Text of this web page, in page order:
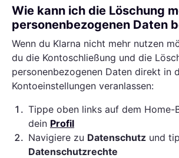
Wie kann ich die Löschung
personenbezogenen Daten
Wenn du Klarna nicht mehr nutzen
du die Kontoschließung und die
personenbezogenen Daten direkt in
Kontoeinstellungen veranlassen:
1 . Tippe oben links auf dem Home-
dein Profil
2. Navigiere zu Datenschutz und
Datenschutzrechte